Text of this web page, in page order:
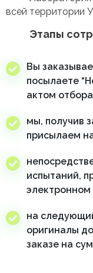
всей территории
Этапы
Вы
посылаете
актом
мы, получив
присылаем
испытаний,
электронном
на
оригиналы
заказе на